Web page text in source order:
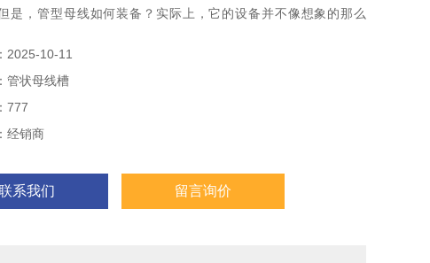
是，管型母线如何装备？实际上，它的设备并不像想象的那么
2025-10-11
管状母线槽
777
经销商
系我们 留言询价